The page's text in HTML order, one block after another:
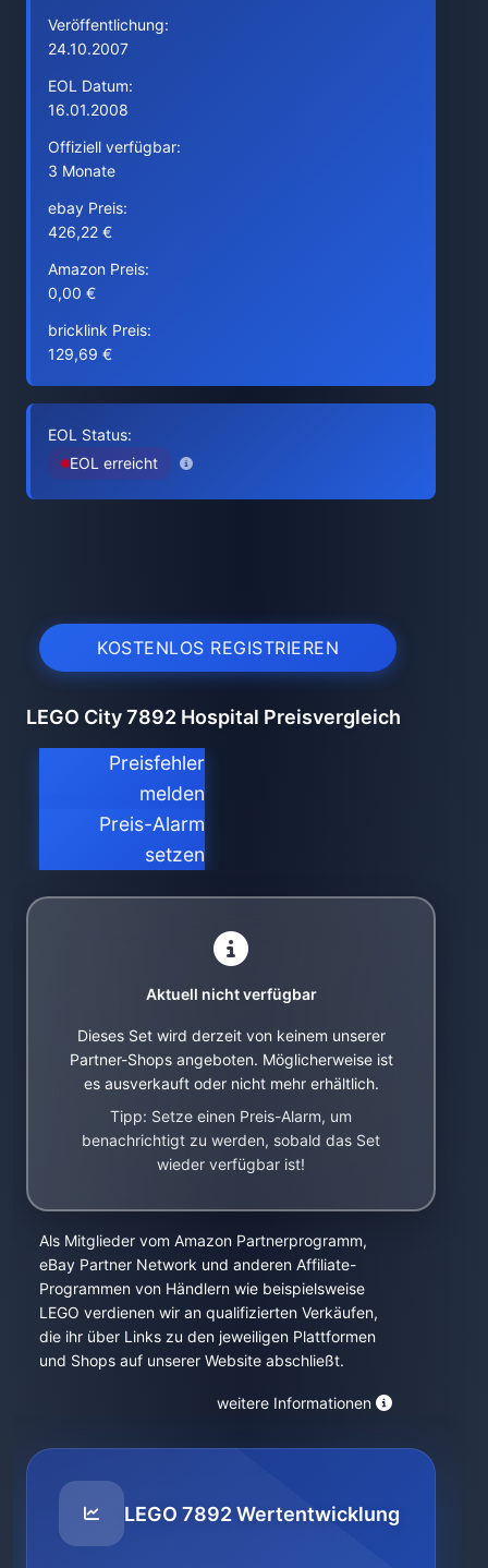
Veröffentlichung:
24.10.2007
EOL Datum:
16.01.2008
Offiziell verfügbar:
3 Monate
ebay Preis:
426,22 €
Amazon Preis:
0,00 €
bricklink Preis:
129,69 €
EOL Status:
EOL erreicht
KOSTENLOS REGISTRIEREN
LEGO City 7892 Hospital Preisvergleich
Preisfehler
melden
Preis-Alarm
setzen
Aktuell nicht verfügbar
Dieses Set wird derzeit von keinem unserer
Partner-Shops angeboten. Möglicherweise ist
es ausverkauft oder nicht mehr erhältlich.
Tipp: Setze einen Preis-Alarm, um
benachrichtigt zu werden, sobald das Set
wieder verfügbar ist!
Als Mitglieder vom Amazon Partnerprogramm,
eBay Partner Network und anderen Affiliate-
Programmen von Händlern wie beispielsweise
LEGO verdienen wir an qualifizierten Verkäufen,
die ihr über Links zu den jeweiligen Plattformen
und Shops auf unserer Website abschließt.
weitere Informationen
LEGO 7892 Wertentwicklung